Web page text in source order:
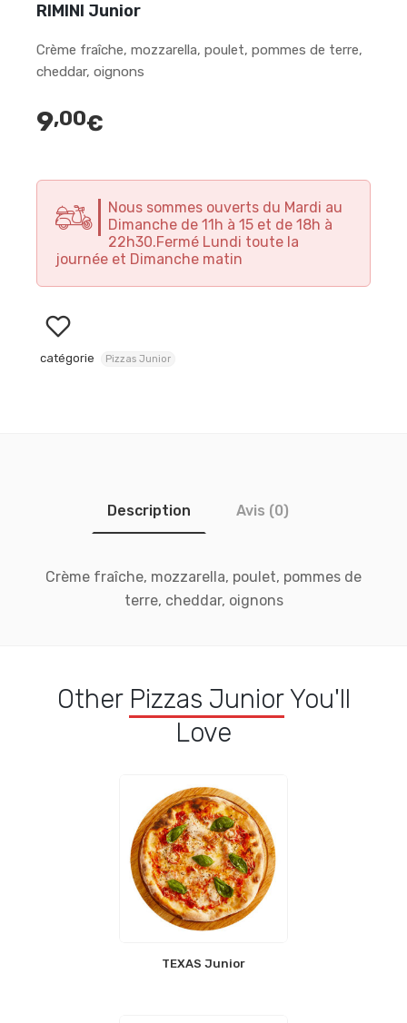
RIMINI Junior
Crème fraîche, mozzarella, poulet, pommes de terre,
cheddar, oignons
9,00€
Nous sommes ouverts du Mardi au
Dimanche de 11h à 15 et de 18h à
22h30.Fermé Lundi toute la
journée et Dimanche matin
catégorie Pizzas Junior
Description Avis (0)
Crème fraîche, mozzarella, poulet, pommes de
terre, cheddar, oignons
Other Pizzas JuniorYou'll
Love
TEXAS Junior